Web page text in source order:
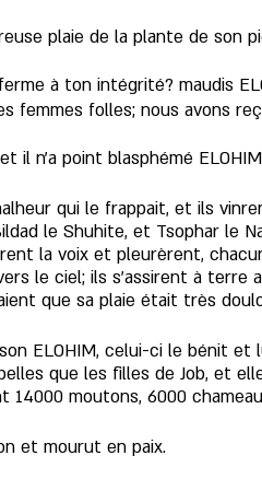
plaie de la plante de
à ton intégrité? maudis
femmes folles; nous avons
il n’a point blasphémé
qui le frappait, et ils
le Shuhite, et Tsophar le
la voix et pleurèrent,
le ciel; ils s'assirent à terre
que sa plaie était très
ELOHIM, celui-ci le bénit
que les filles de Job, et
14000 moutons, 6000
et mourut en paix.